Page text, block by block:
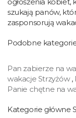
szukają panów,
zasponsorują
Podobne
Pan zabierze na
wakacje Strzyżów ,
Panie chętne na
Kategorie główne